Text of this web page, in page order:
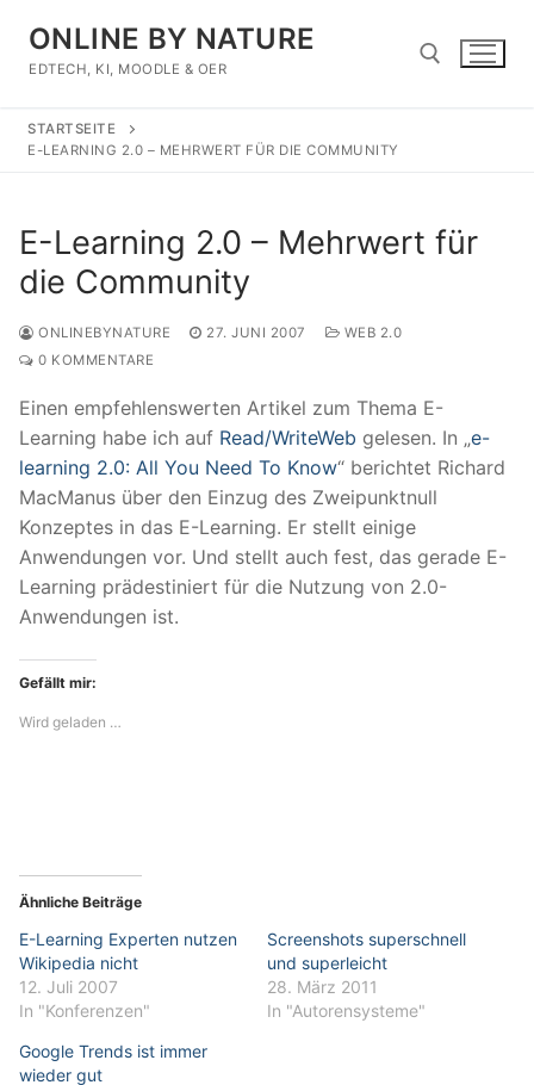
Inhalt
springen
ONLINE BY NATURE
EDTECH, KI, MOODLE & OER
Suchen nach:
STARTSEITE
E-LEARNING 2.0 – MEHRWERT FÜR DIE COMMUNITY
E-Learning 2.0 – Mehrwert für
die Community
ONLINEBYNATURE 27. JUNI 2007
WEB 2.0
0 KOMMENTARE
Einen empfehlenswerten Artikel zum Thema E-
Learning habe ich auf Read/WriteWeb gelesen. In „e-
learning 2.0: All You Need To Know“ berichtet Richard
MacManus über den Einzug des Zweipunktnull
Konzeptes in das E-Learning. Er stellt einige
Anwendungen vor. Und stellt auch fest, das gerade E-
Learning prädestiniert für die Nutzung von 2.0-
Anwendungen ist.
Gefällt mir:
Wird geladen …
Ähnliche Beiträge
E-Learning Experten nutzen
Wikipedia nicht
12. Juli 2007
In "Konferenzen"
Screenshots superschnell
und superleicht
28. März 2011
In "Autorensysteme"
Google Trends ist immer
wieder gut